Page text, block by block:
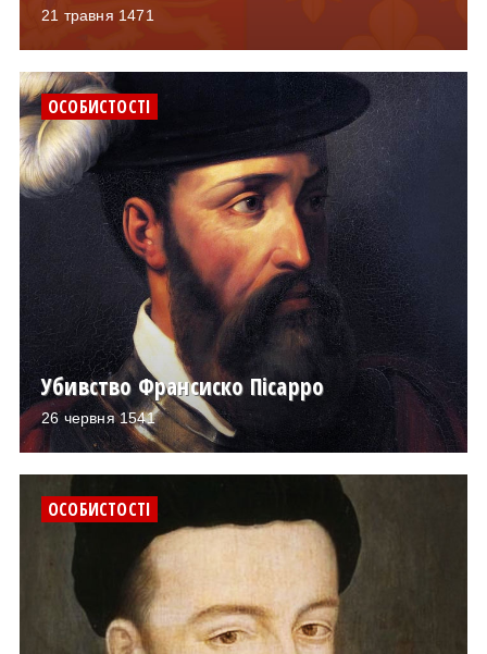
21 травня 1471
ОСОБИСТОСТІ
Убивство Франсиско Пісарро
26 червня 1541
ОСОБИСТОСТІ